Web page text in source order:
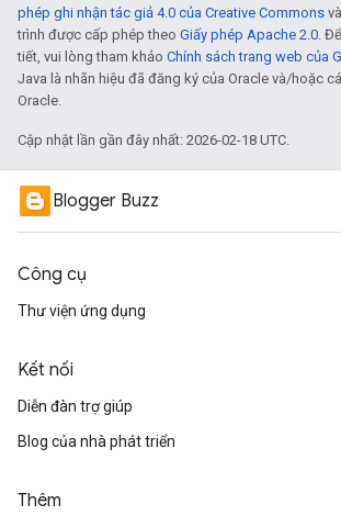
phép ghi nhận tác giả 4.0 của Creative Commons
trình được cấp phép theo Giấy phép Apache 2.0.
tiết, vui lòng tham khảo Chính sách trang web của
Java là nhãn hiệu đã đăng ký của Oracle và/hoặc
Oracle.
Cập nhật lần gần đây nhất: 2026-02-18 UTC.
Blogger Buzz
Công cụ
Thư viện ứng dụng
Kết nối
Diễn đàn trợ giúp
Blog của nhà phát triển
Thêm